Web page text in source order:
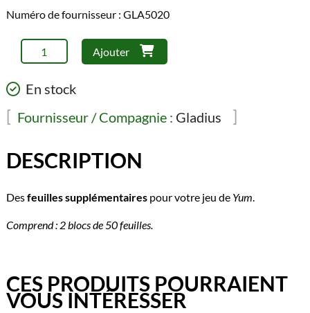
Numéro de fournisseur : GLA5020
quantité
de
–
Feuilles
Ajouter
En stock
Fournisseur / Compagnie : Gladius
DESCRIPTION
Desfeuilles supplémentairespour votre jeu de Yum
Comprend : 2 blocs de 50 feuilles.
CES PRODUITS POURRAIENT
VOUS INTÉRESSER